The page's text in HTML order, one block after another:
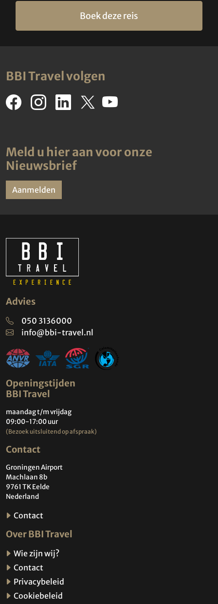
Boek deze reis
BBI Travel volgen
Meld u hier aan voor onze
Nieuwsbrief
Aanmelden
Advies
050 3136000
info@bbi-travel.nl
Openingstijden
BBI Travel
maandag t/m vrijdag
09:00-17:00 uur
(Bezoek uitsluitend op afspraak)
Contact
Groningen Airport
Machlaan 8b
9761 TK Eelde
Nederland
Contact
Over BBI Travel
Wie zijn wij?
Contact
Privacybeleid
Cookiebeleid